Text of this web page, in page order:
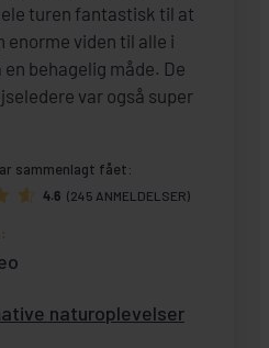
turen fantastisk til at
enorme viden til alle i
en behagelig måde. De
var også super
sammenlagt fået:
4.6 (245 ANMELDELSER)
naturoplevelser